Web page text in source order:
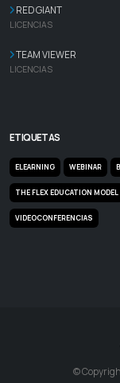
RED GIANT
LICENCIAS
TEAM VIEWER
LICENCIAS
ETIQUETAS
ELEARNING WEBINAR
THE FLEX EDUCATION MODEL
VIDEOCONFERENCIAS
©